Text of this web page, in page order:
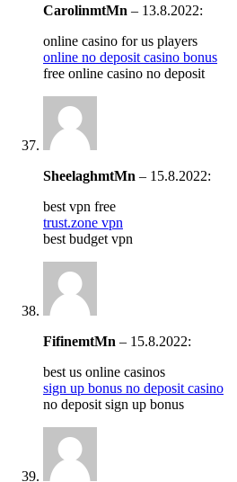
CarolinmtMn – 13.8.2022:
online casino for us players
online no deposit casino bonus
free online casino no deposit
SheelaghmtMn – 15.8.2022:
best vpn free
trust.zone vpn
best budget vpn
FifinemtMn – 15.8.2022:
best us online casinos
sign up bonus no deposit casino
no deposit sign up bonus